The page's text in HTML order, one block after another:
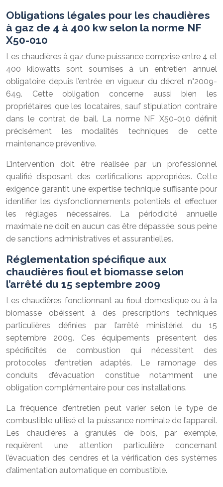
Obligations légales pour les chaudières
à gaz de 4 à 400 kw selon la norme NF
X50-010
Les chaudières à gaz d’une puissance comprise entre 4 et
400 kilowatts sont soumises à un entretien annuel
obligatoire depuis l’entrée en vigueur du décret n°2009-
649. Cette obligation concerne aussi bien les
propriétaires que les locataires, sauf stipulation contraire
dans le contrat de bail. La norme NF X50-010 définit
précisément les modalités techniques de cette
maintenance préventive.
L’intervention doit être réalisée par un professionnel
qualifié disposant des certifications appropriées. Cette
exigence garantit une expertise technique suffisante pour
identifier les dysfonctionnements potentiels et effectuer
les réglages nécessaires. La périodicité annuelle
maximale ne doit en aucun cas être dépassée, sous peine
de sanctions administratives et assurantielles.
Réglementation spécifique aux
chaudières fioul et biomasse selon
l’arrêté du 15 septembre 2009
Les chaudières fonctionnant au fioul domestique ou à la
biomasse obéissent à des prescriptions techniques
particulières définies par l’arrêté ministériel du 15
septembre 2009. Ces équipements présentent des
spécificités de combustion qui nécessitent des
protocoles d’entretien adaptés. Le ramonage des
conduits d’évacuation constitue notamment une
obligation complémentaire pour ces installations.
La fréquence d’entretien peut varier selon le type de
combustible utilisé et la puissance nominale de l’appareil.
Les chaudières à granulés de bois, par exemple,
requièrent une attention particulière concernant
l’évacuation des cendres et la vérification des systèmes
d’alimentation automatique en combustible.